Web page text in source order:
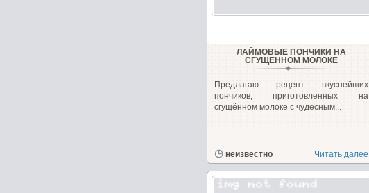
ЛАЙМОВЫЕ ПОНЧИКИ НА
СГУЩЁННОМ МОЛОКЕ
Предлагаю рецепт вкуснейших
пончиков, приготовленных на
сгущённом молоке с чудесным...
неизвестно Читать далее